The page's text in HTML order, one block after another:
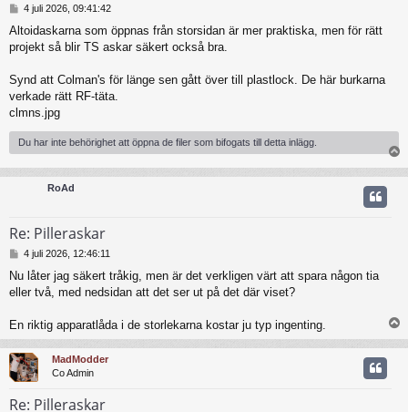
l
ä
g
4 juli 2026, 09:41:42
Altoidaskarna som öppnas från storsidan är mer praktiska, men för rätt
projekt så blir TS askar säkert också bra.
Synd att Colman's för länge sen gått över till plastlock. De här burkarna
verkade rätt RF-täta.
clmns.jpg
Du har inte behörighet att öppna de filer som bifogats till detta inlägg.
p
p
RoAd
Re: Pilleraskar
l
ä
g
4 juli 2026, 12:46:11
Nu låter jag säkert tråkig, men är det verkligen värt att spara någon tia
eller två, med nedsidan att det ser ut på det där viset?
En riktig apparatlåda i de storlekarna kostar ju typ ingenting.
p
p
MadModder
Co Admin
Re: Pilleraskar